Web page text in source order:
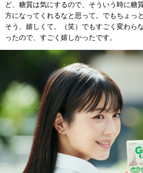
ど、糖質は気にするので、そういう時に糖
方になってくれるなと思って。でもちょっ
そう、嬉しくて。（笑）でもすごく変わら
ったので、すごく嬉しかったです。